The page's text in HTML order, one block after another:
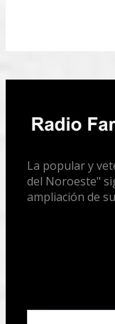
La popular y
del Noroeste"
ampliación de